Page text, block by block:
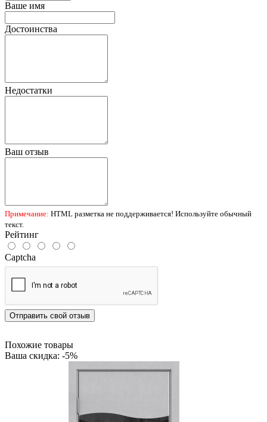
Ваше имя
Достоинства
Недостатки
Ваш отзыв
Примечание: HTML разметка не поддерживается! Используйте обычный
текст.
Рейтинг
Captcha
Отправить свой отзыв
Похожие товары
Ваша скидка: -5%